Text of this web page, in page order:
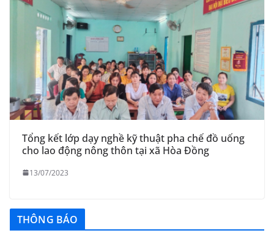
Tổng kết lớp dạy nghề kỹ thuật pha chế đồ uống
cho lao động nông thôn tại xã Hòa Đồng
13/07/2023
THÔNG BÁO